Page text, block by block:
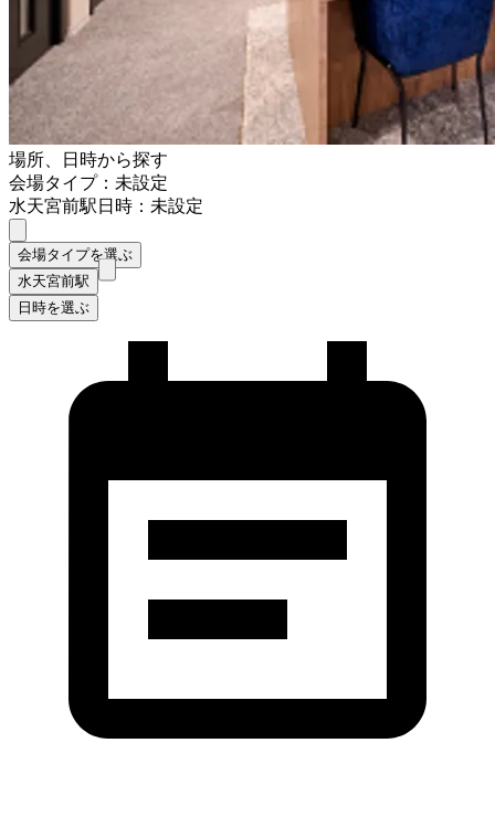
場所、日時から探す
会場タイプ：未設定
水天宮前駅日時：未設定
会場タイプを選ぶ
水天宮前駅
日時を選ぶ